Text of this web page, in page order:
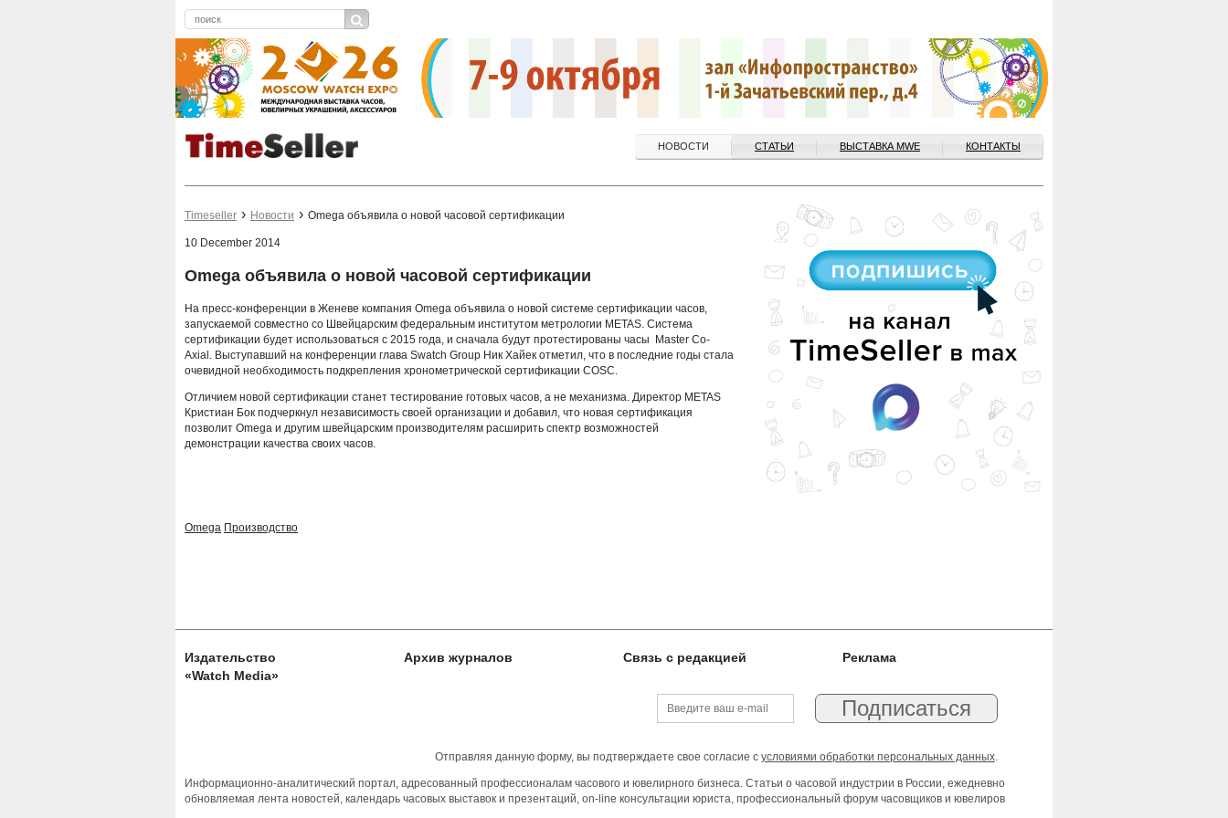
НОВОСТИ СТАТЬИ ВЫСТАВКА MWE КОНТАКТЫ
Timeseller Новости Omega объявила о новой часовой сертификации
10 December 2014
Omega объявила о новой часовой сертификации
На пресс-конференции в Женеве компания Omega объявила о новой системе сертификации часов,
запускаемой совместно со Швейцарским федеральным институтом метрологии METAS. Система
сертификации будет использоваться с 2015 года, и сначала будут протестированы часы Master Co-
Axial. Выступавший на конференции глава Swatch Group Ник Хайек отметил, что в последние годы стала
очевидной необходимость подкрепления хронометрической сертификации COSC.
Отличием новой сертификации станет тестирование готовых часов, а не механизма. Директор METAS
Кристиан Бок подчеркнул независимость своей организации и добавил, что новая сертификация
позволит Omega и другим швейцарским производителям расширить спектр возможностей
демонстрации качества своих часов.
Omega Производство
Издательство
«Watch Media»
Архив журналов Связь с редакцией Реклама
Отправляя данную форму, вы подтверждаете свое согласие с условиями обработки персональных данных.
Информационно-аналитический портал, адресованный профессионалам часового и ювелирного бизнеса. Статьи о часовой индустрии в России, ежедневно
обновляемая лента новостей, календарь часовых выставок и презентаций, on-line консультации юриста, профессиональный форум часовщиков и ювелиров